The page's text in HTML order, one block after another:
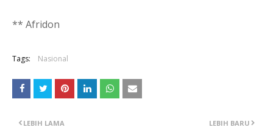
** Afridon
Tags: Nasional
LEBIH BARU
LEBIH LAMA